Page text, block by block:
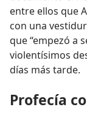
entre ellos que
con una
que “empezó a
violentísimos
días más tarde.
Profecía